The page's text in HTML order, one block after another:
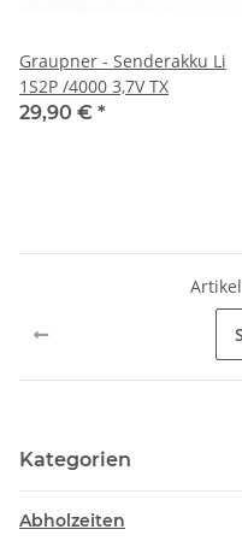
Graupner - Senderakku Li
1S2P /4000 3,7V TX
29,90 € *
Kategorien
Abholzeiten